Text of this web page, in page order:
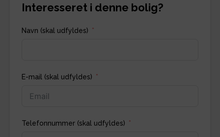
Interesseret i denne bolig?
Navn (skal udfyldes)
E-mail (skal udfyldes)
Telefonnummer (skal udfyldes)